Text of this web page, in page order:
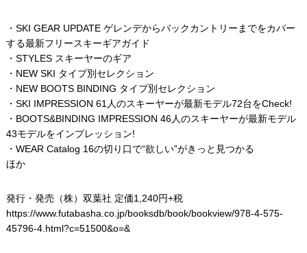
・SKI GEAR UPDATE ゲレンデからバックカントリーまでをカバー
する最新フリースキーギアガイド
・STYLES スキーヤーのギア
・NEW SKI タイプ別セレクション
・NEW BOOTS BINDING タイプ別セレクション
・SKI IMPRESSION 61人のスキーヤーが最新モデル72台をCheck!
・BOOTS&BINDING IMPRESSION 46人のスキーヤーが最新モデル
43モデルをインプレッション!
・WEAR Catalog 16の切り口で“欲しい”がきっと見つかる
ほか
発行・発売（株）双葉社 定価1,240円+税
https://www.futabasha.co.jp/booksdb/book/bookview/978-4-575-
45796-4.html?c=51500&o=&